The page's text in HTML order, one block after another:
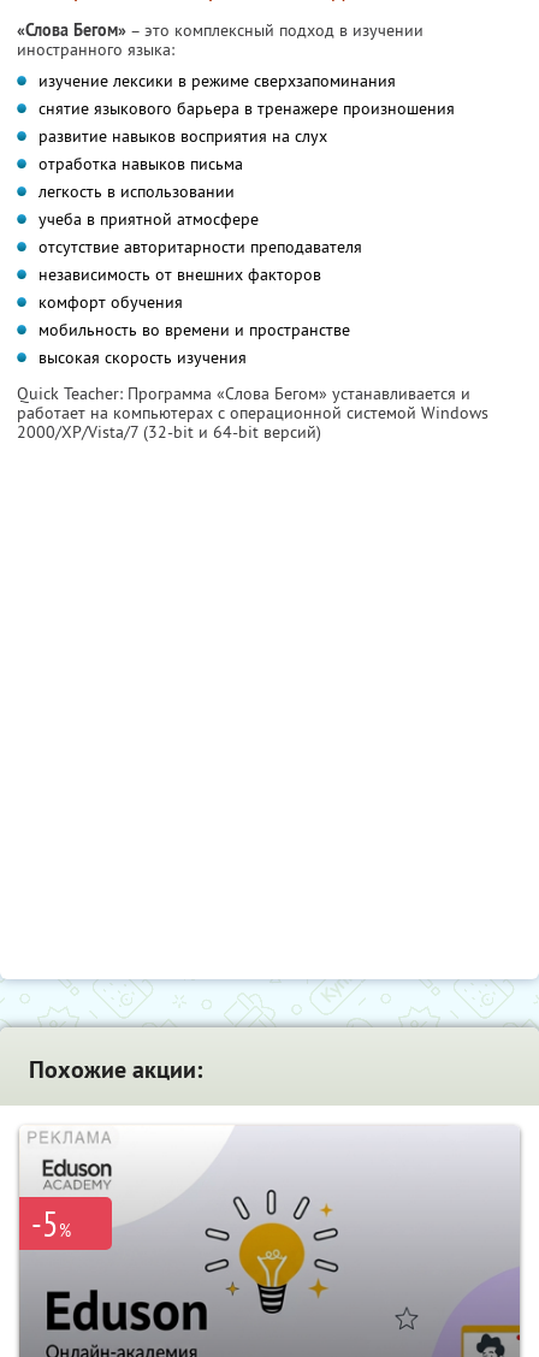
«Слова Бегом» – это комплексный подход в изучении
иностранного языка:
изучение лексики в режиме сверхзапоминания
снятие языкового барьера в тренажере произношения
развитие навыков восприятия на слух
отработка навыков письма
легкость в использовании
учеба в приятной атмосфере
отсутствие авторитарности преподавателя
независимость от внешних факторов
комфорт обучения
мобильность во времени и пространстве
высокая скорость изучения
Quick Teacher: Программа «Слова Бегом» устанавливается и
работает на компьютерах с операционной системой Windows
2000/XP/Vista/7 (32-bit и 64-bit версий)
Похожие акции:
-5%